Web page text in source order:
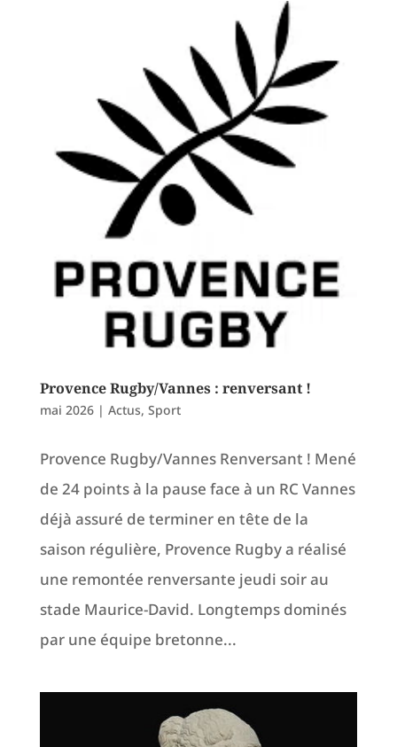
Provence Rugby/Vannes : renversant !
mai 2026| Actus, Sport
Provence Rugby/Vannes Renversant ! Mené
de 24 points à la pause face à un RC Vannes
déjà assuré de terminer en tête de la
saison régulière, Provence Rugby a réalisé
une remontée renversante jeudi soir au
stade Maurice-David. Longtemps dominés
par une équipe bretonne...